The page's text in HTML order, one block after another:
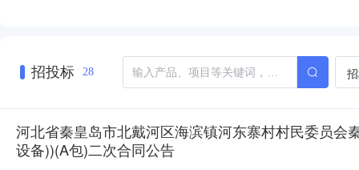
招投标 28
河北省秦皇岛市北戴河区海滨镇河东寨村村民委员
设备))(A包)二次合同公告